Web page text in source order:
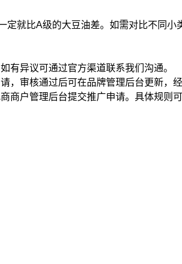
就比A级的大豆油差。如需对比不同小
有异议可通过官方渠道联系我们沟通。
审核通过后可在品牌管理后台更新，
户管理后台提交推广申请。具体规则